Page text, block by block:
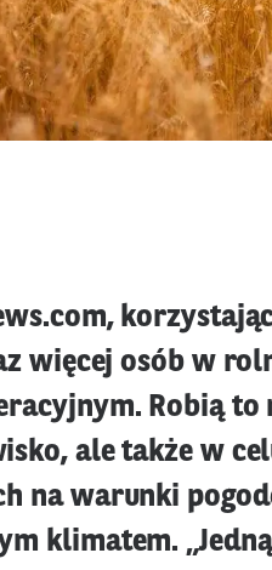
więcej osób w
Robią
ale także w
na warunki
klimatem.